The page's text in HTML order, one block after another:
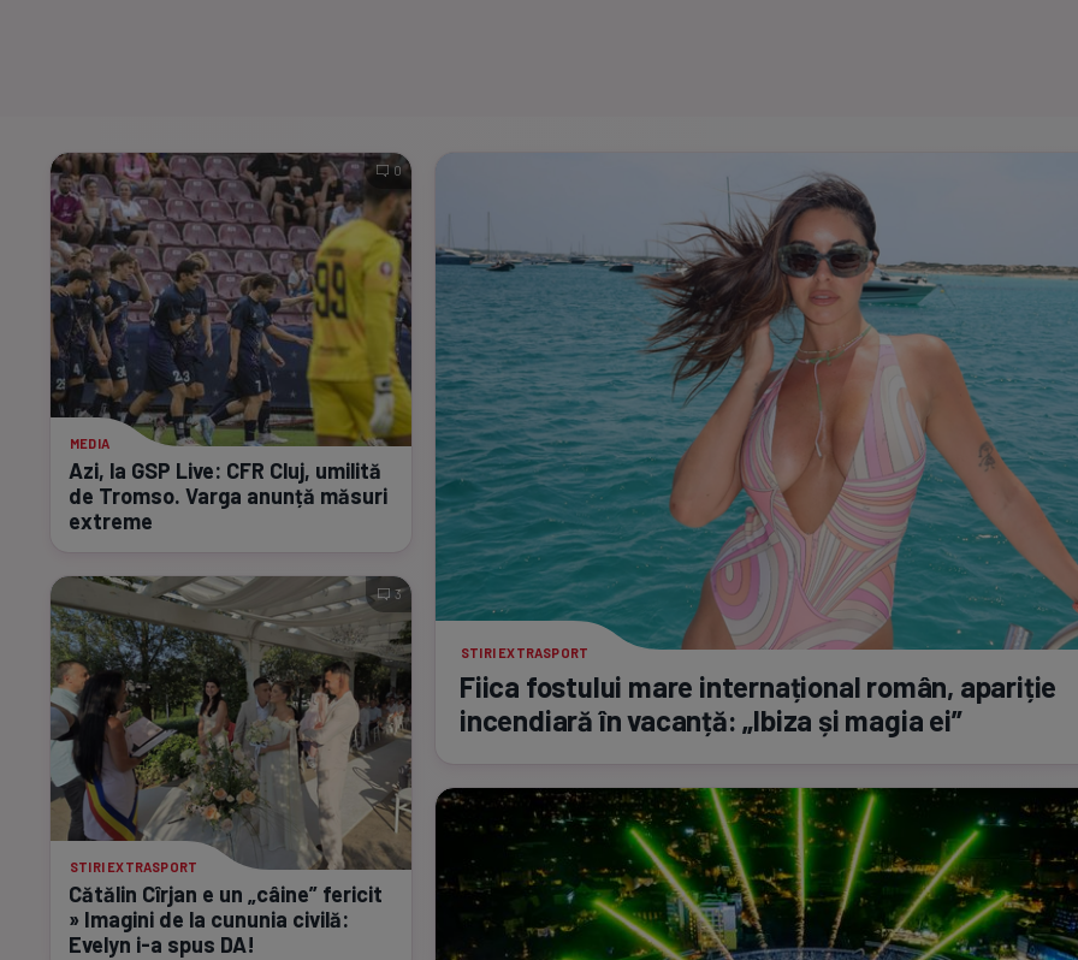
Program TV
MEDIA
Azi, la GSP Live: CFR Cluj, umilită
de Tromso. Varga anunță măsuri
extreme
0
STIRI EXTRASPORT
Cătălin Cîrjan e un „câine” fericit
» Imagini de la cununia civilă:
Evelyn i-a spus DA!
3
STIRI EXTRASPORT
Fiica fostului mare internațional român, apariție
incendiară în vacanță: „Ibiza și magia ei”